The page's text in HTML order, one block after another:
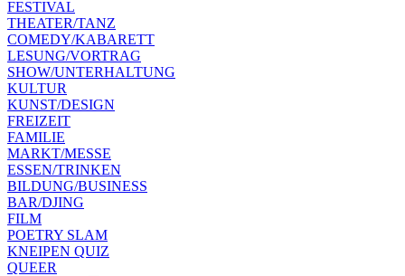
FESTIVAL
THEATER/TANZ
COMEDY/KABARETT
LESUNG/VORTRAG
SHOW/UNTERHALTUNG
KULTUR
KUNST/DESIGN
FREIZEIT
FAMILIE
MARKT/MESSE
ESSEN/TRINKEN
BILDUNG/BUSINESS
BAR/DJING
FILM
POETRY SLAM
KNEIPEN QUIZ
QUEER